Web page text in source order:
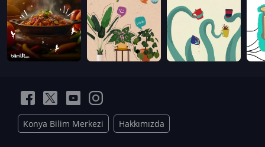
Konya Bilim Merkezi Hakkımızda